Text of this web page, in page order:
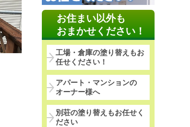
お住まい以外も
おまかせください！
工場・倉庫の塗り替えもお
任せください！
アパート・マンションの
オーナー様へ
別荘の塗り替えもお任せく
ださい